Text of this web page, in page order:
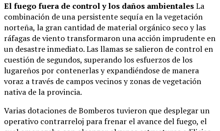
El fuego fuera de control y los daños ambientalesLa
combinación de una persistente sequía en la vegetación
norteña, la gran cantidad de material orgánico seco y las
ráfagas de viento transformaron una acción imprudente en
un desastre inmediato. Las llamas se salieron de control en
cuestión de segundos, superando los esfuerzos de los
lugareños por contenerlas y expandiéndose de manera
voraz a través de campos vecinos y zonas de vegetación
nativa de la provincia.
Varias dotaciones de Bomberos tuvieron que desplegar un
operativo contrarreloj para frenar el avance del fuego, el